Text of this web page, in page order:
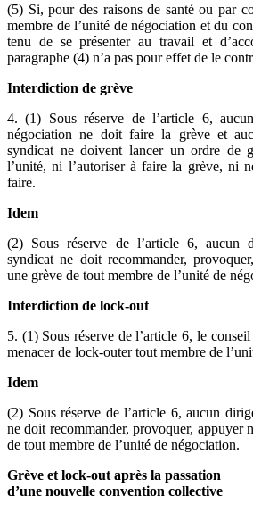
(5) Si, pour des raisons de santé ou par
membre de l’unité de négociation et du
tenu de se présenter au travail et
paragraphe (4) n’a pas pour effet de le
Interdiction de grève
4. (1) Sous réserve de l’article 6,
négociation ne doit faire la grève et
syndicat ne doivent lancer un ordre de
l’unité, ni l’autoriser à faire la grève, ni
faire.
Idem
(2) Sous réserve de l’article 6, aucun
syndicat ne doit recommander,
une grève de tout membre de l’unité de
Interdiction de lock-out
5. (1) Sous réserve de l’article 6, le
menacer de lock-outer tout membre de
Idem
(2) Sous réserve de l’article 6, aucun
ne doit recommander, provoquer, appuyer
de tout membre de l’unité de négociation.
Grève et lock-out après la passation
d’une nouvelle convention collective